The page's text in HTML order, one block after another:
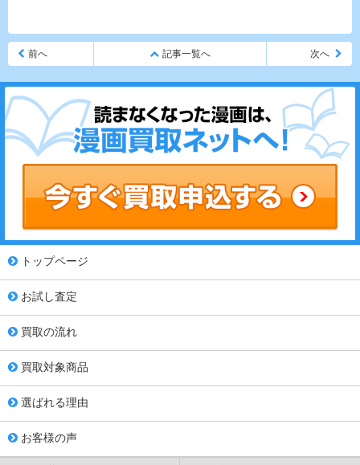
前へ 記事一覧へ 次へ
トップページ
お試し査定
買取の流れ
買取対象商品
選ばれる理由
お客様の声